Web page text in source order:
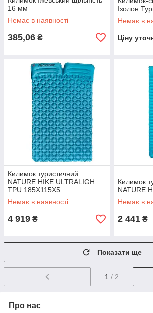
16 мм
Немає в наявності
385,06 ₴
Ізолон
Немає в
Ціну
Килимок туристичний
NATURE HIKE ULTRALIGH
TPU 185X115X5
Немає в наявності
4 919 ₴
Килимок
NATURE
Немає в
2 441 ₴
Показати ще
1 / 2
Про нас